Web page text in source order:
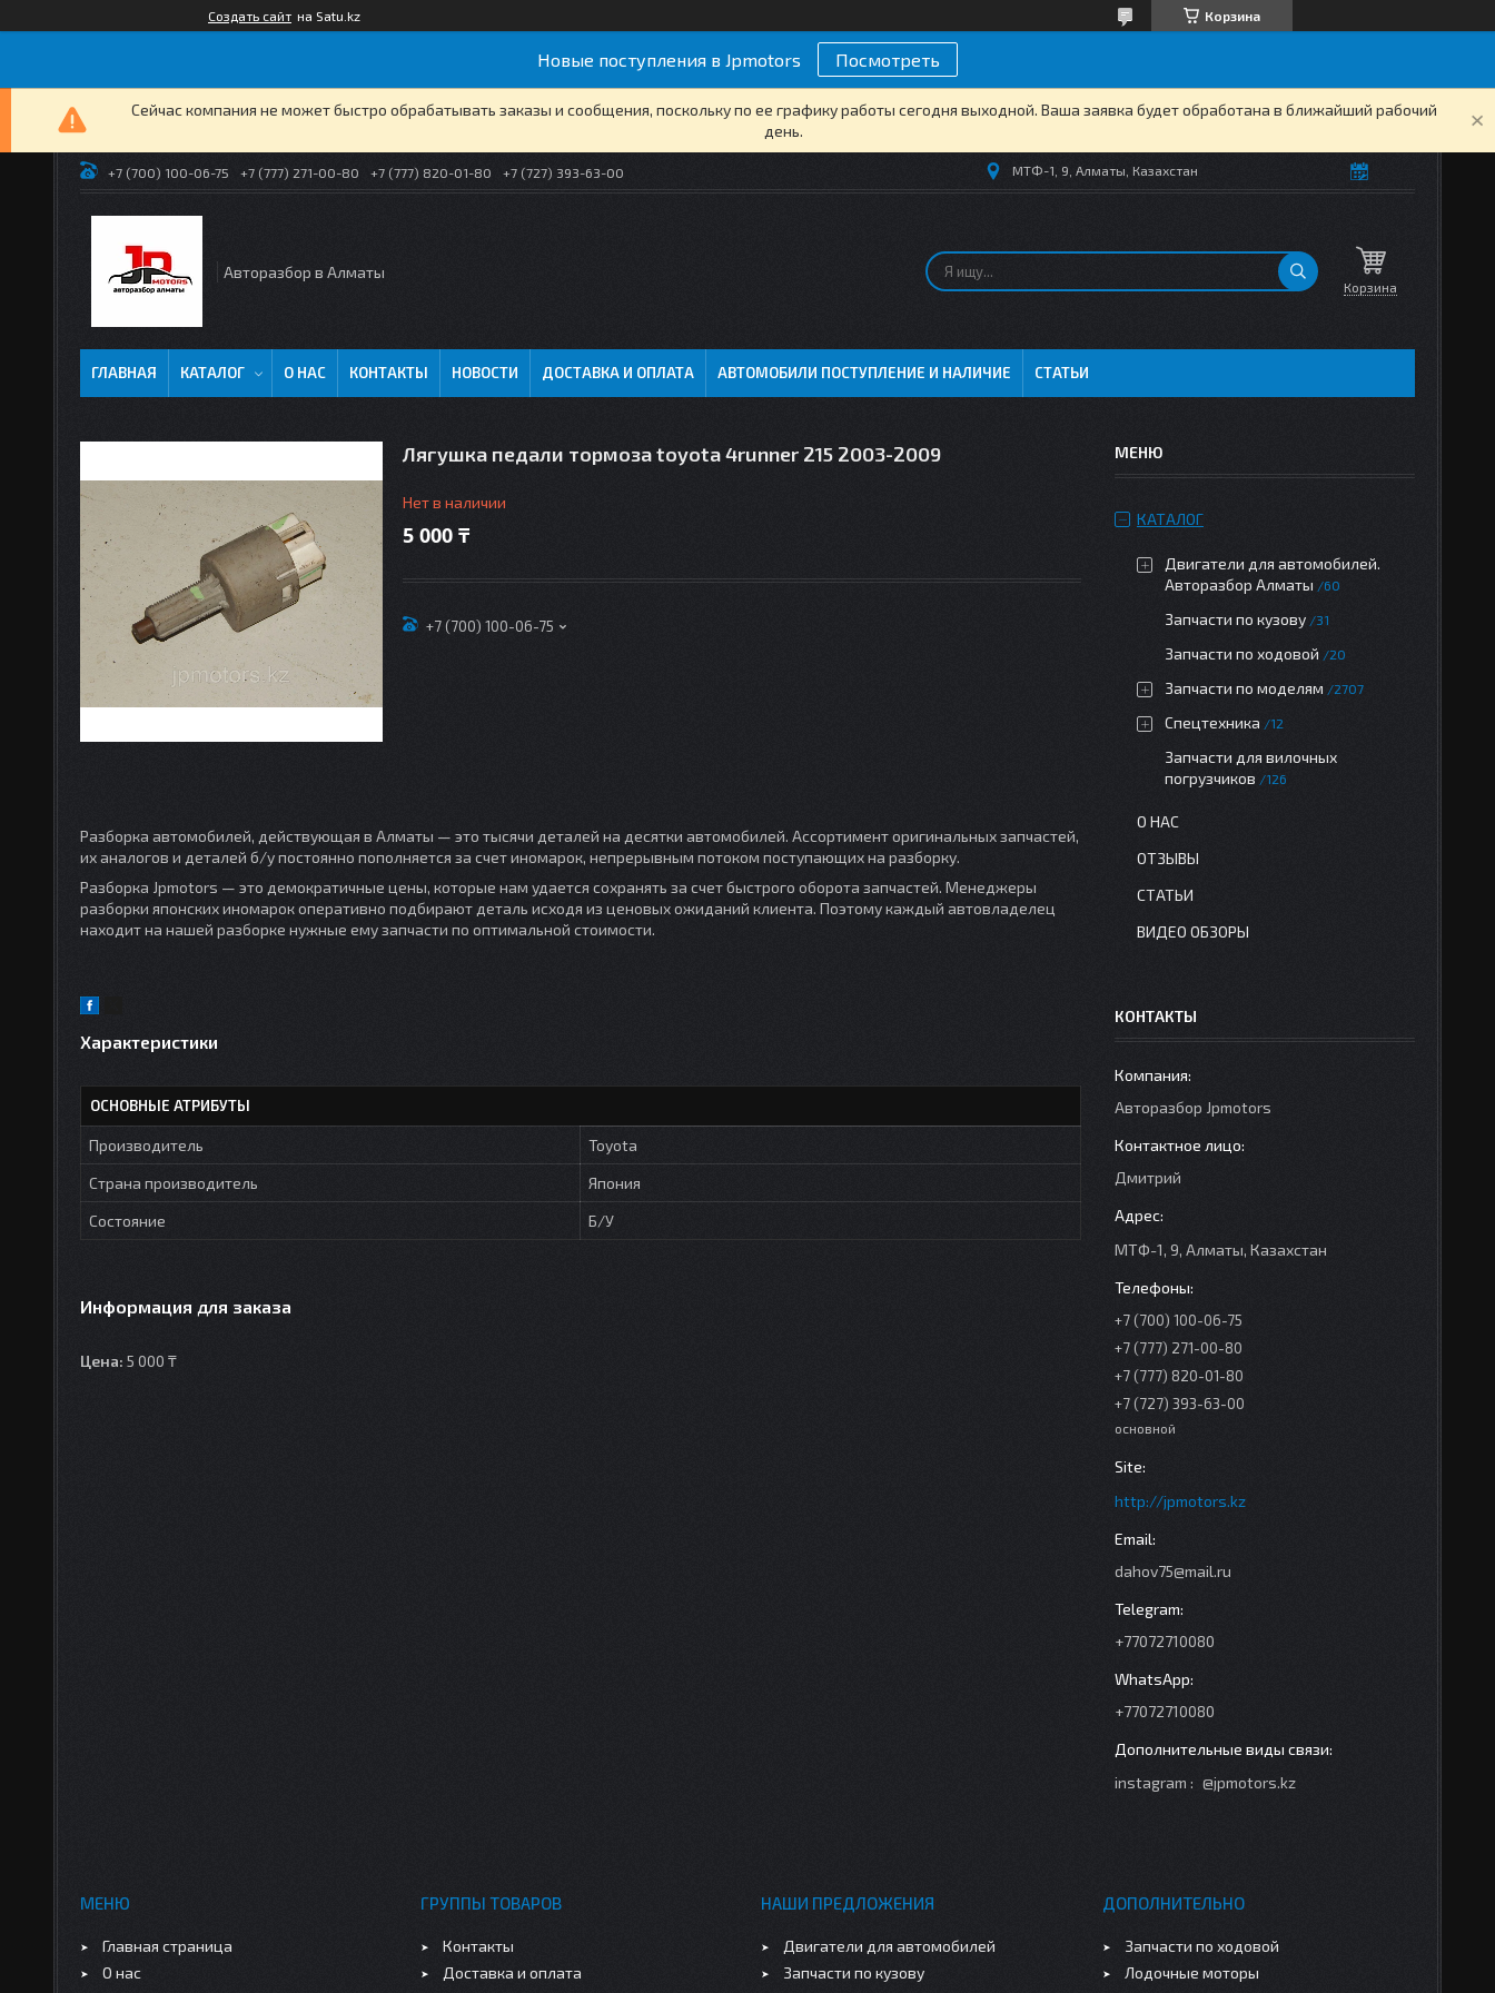
Создать сайт на Satu.kz Корзина
Новые поступления в Jpmotors Посмотреть
Сейчас компания не может быстро обрабатывать заказы и сообщения, поскольку по ее графику работы сегодня выходной. Ваша заявка будет обработана в ближайший рабочий
день.
+7 (700) 100-06-75 +7 (777) 271-00-80 +7 (777) 820-01-80 +7 (727) 393-63-00 МТФ-1, 9, Алматы, Казахстан
Авторазбор в Алматы
Корзина
ГЛАВНАЯ КАТАЛОГ О НАС КОНТАКТЫ НОВОСТИ ДОСТАВКА И ОПЛАТА АВТОМОБИЛИ ПОСТУПЛЕНИЕ И НАЛИЧИЕ СТАТЬИ
Лягушка педали тормоза toyota 4runner 215 2003-2009
Нет в наличии
5 000 ₸
+7 (700) 100-06-75
Разборка автомобилей, действующая в Алматы — это тысячи деталей на десятки автомобилей. Ассортимент оригинальных запчастей,
их аналогов и деталей б/у постоянно пополняется за счет иномарок, непрерывным потоком поступающих на разборку.
Разборка Jpmotors — это демократичные цены, которые нам удается сохранять за счет быстрого оборота запчастей. Менеджеры
разборки японских иномарок оперативно подбирают деталь исходя из ценовых ожиданий клиента. Поэтому каждый автовладелец
находит на нашей разборке нужные ему запчасти по оптимальной стоимости.
Характеристики
ОСНОВНЫЕ АТРИБУТЫ
Производитель
Toyota
Страна производитель
Япония
Состояние
Б/У
Информация для заказа
Цена: 5 000 ₸
КАТАЛОГ
Двигатели для автомобилей.
Авторазбор Алматы
60
Запчасти по кузову 31
Запчасти по ходовой 20
Запчасти по моделям 2707
Спецтехника 12
Запчасти для вилочных
погрузчиков
126
О НАС
ОТЗЫВЫ
СТАТЬИ
ВИДЕО ОБЗОРЫ
КОНТАКТЫ
Авторазбор Jpmotors
Дмитрий
МТФ-1, 9, Алматы, Казахстан
+7 (700) 100-06-75
+7 (777) 271-00-80
+7 (777) 820-01-80
+7 (727) 393-63-00
основной
http://jpmotors.kz
dahov75@mail.ru
+77072710080
+77072710080
instagram @jpmotors.kz
МЕНЮ
Главная страница
О нас
ГРУППЫ ТОВАРОВ
Контакты
Доставка и оплата
НАШИ ПРЕДЛОЖЕНИЯ
Двигатели для автомобилей
Запчасти по кузову
ДОПОЛНИТЕЛЬНО
Запчасти по ходовой
Лодочные моторы